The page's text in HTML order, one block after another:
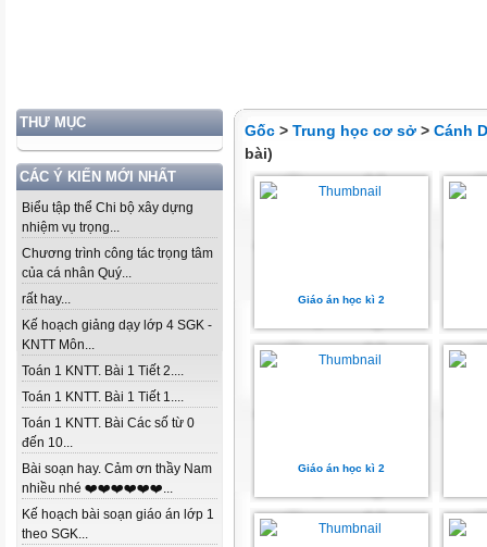
THƯ MỤC
CÁC Ý KIẾN MỚI NHẤT
Biểu tập thể Chi bộ xây dựng
nhiệm vụ trọng...
Chương trình công tác trọng tâm
của cá nhân Quý...
rất hay...
Kế hoạch giảng dạy lớp 4 SGK -
KNTT Môn...
Toán 1 KNTT. Bài 1 Tiết 2....
Toán 1 KNTT. Bài 1 Tiết 1....
Toán 1 KNTT. Bài Các số từ 0
đến 10...
Bài soạn hay. Cảm ơn thầy Nam
nhiều nhé ❤️❤️❤️❤️❤️❤️...
Kế hoạch bài soạn giáo án lớp 1
theo SGK...
Gốc > Trung học cơ sở > Cánh
bài)
Giáo án học kì 2
Giáo án học kì 2